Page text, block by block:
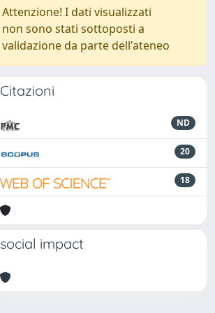
Attenzione! I dati visualizzati
non sono stati sottoposti a
validazione da parte dell'ateneo
Citazioni
ND
20
18
social impact